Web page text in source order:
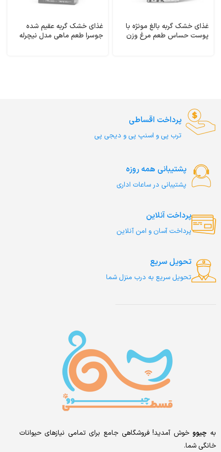
غذای خشک گربه بالغ مونژه با
پوست حساس طعم مرغ وزن
غذای خشک گربه عقیم شده
جوسرا طعم ماهی مدل نیچرله
پرداخت اقساطی
ترب‌ پی و اسنپ پی و دیجی پی
پشتیبانی همه روزه
پشتیبانی در ساعات اداری
پرداخت آنلاین
پرداخت آسان و امن آنلاین
تحویل سریع
تحویل سریع به درب منزل شما
به چیوو خوش آمدید! فروشگاهی جامع برای تمامی نیازهای حیوانات
خانگی شما.